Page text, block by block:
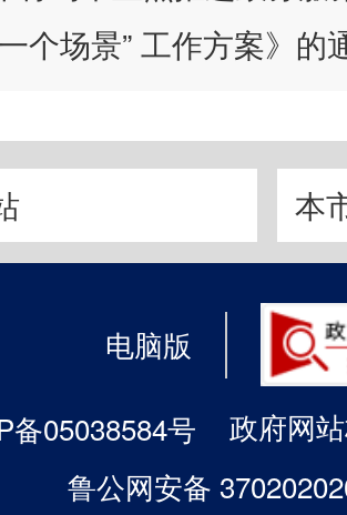
个场景” 工作方案》的
本
电脑版
备05038584号
政府网
鲁公网安备